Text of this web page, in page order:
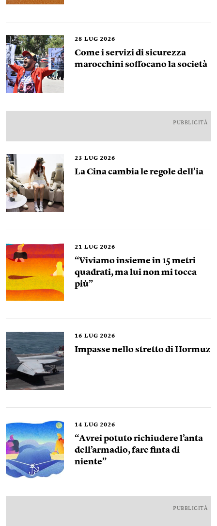
28 LUG 2026
Come i servizi di sicurezza
marocchini soffocano la società
PUBBLICITÀ
23 LUG 2026
La Cina cambia le regole dell’ia
21 LUG 2026
“Viviamo insieme in 15 metri
quadrati, ma lui non mi tocca
più”
16 LUG 2026
Impasse nello stretto di Hormuz
14 LUG 2026
“Avrei potuto richiudere l’anta
dell’armadio, fare finta di
niente”
PUBBLICITÀ